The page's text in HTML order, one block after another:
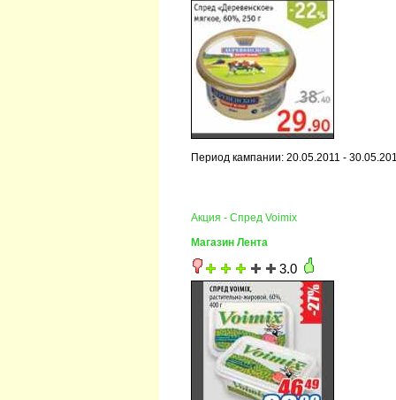
Период кампании: 20.05.2011 -
Акция - Спред Voimix
Магазин Лента
3.0